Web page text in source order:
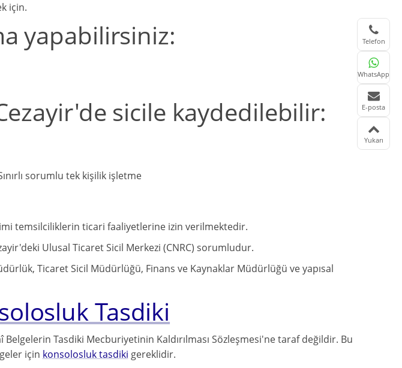
için.
yapabilirsiniz:
sicile kaydedilebilir:
sorumlu tek kişilik işletme
temsilciliklerin ticari faaliyetlerine izin verilmektedir.
Ulusal Ticaret Sicil Merkezi (CNRC) sorumludur.
Ticaret Sicil Müdürlüğü, Finans ve Kaynaklar Müdürlüğü ve yapısal
Tasdiki
Belgelerin Tasdiki Mecburiyetinin Kaldırılması Sözleşmesi'ne taraf değildir. Bu
için konsolosluk tasdiki gereklidir.
Telefon
WhatsApp
E-posta
Yukarı